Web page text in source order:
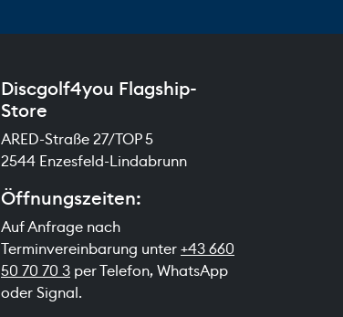
Discgolf4you Flagship-
Store
ARED-Straße 27/TOP 5
2544 Enzesfeld-Lindabrunn
Öffnungszeiten:
Auf Anfrage nach
Terminvereinbarung unter+43 660
50 70 70 3 per Telefon, WhatsApp
oder Signal.